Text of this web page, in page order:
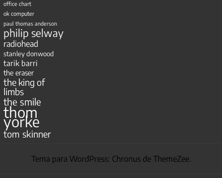
office chart
ok computer
paul thomas anderson
philip selway
radiohead
stanley donwood
tarik barri
the eraser
the king of
limbs
the smile
thom
yorke
tom skinner
Tema para WordPress: Chronus de ThemeZee.